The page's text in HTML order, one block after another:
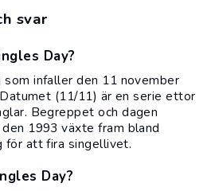
svar
Day?
som infaller den 11 november
(11/11) är en serie ettor
Begreppet och dagen
1993 växte fram bland
för att fira singellivet.
Day?